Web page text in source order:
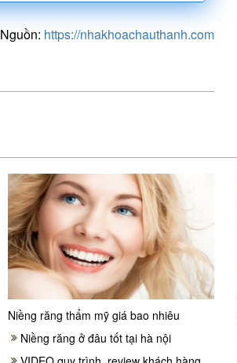
Nguồn: https://nhakhoachauthanh.com
Niềng răng thẩm mỹ giá bao nhiêu
Niềng răng ở đâu tốt tại hà nội